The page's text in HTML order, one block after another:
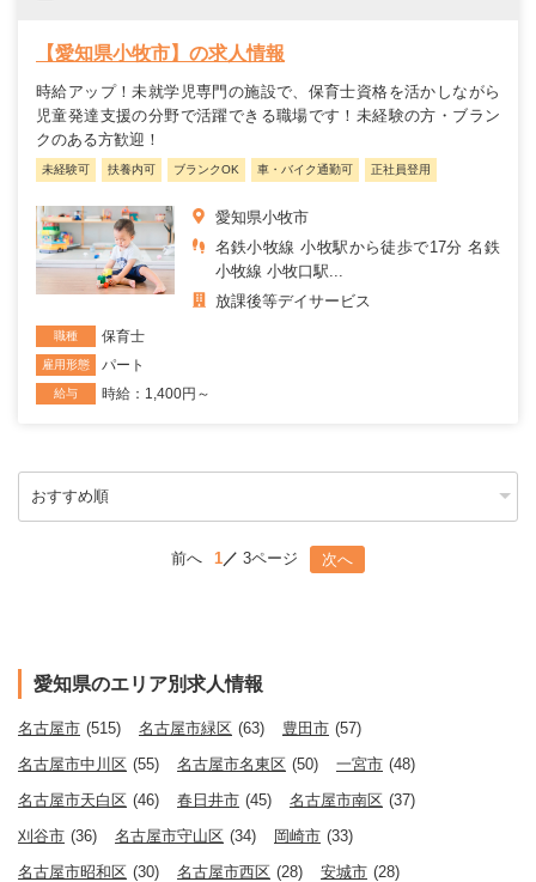
【愛知県小牧市】の求人情報
時給アップ！未就学児専門の施設で、保育士資格を活かしながら
児童発達支援の分野で活躍できる職場です！未経験の方・ブラン
クのある方歓迎！
未経験可 扶養内可 ブランクOK 車・バイク通勤可 正社員登用
愛知県小牧市
名鉄小牧線 小牧駅から徒歩で17分 名鉄
小牧線 小牧口駅...
放課後等デイサービス
職種 保育士
雇用形態 パート
給与 時給：1,400円～
前へ 1 3ページ 次へ
愛知県のエリア別求人情報
名古屋市 (515) 名古屋市緑区 (63) 豊田市 (57)
名古屋市中川区 (55) 名古屋市名東区 (50) 一宮市 (48)
名古屋市天白区 (46) 春日井市 (45) 名古屋市南区 (37)
刈谷市 (36) 名古屋市守山区 (34) 岡崎市 (33)
名古屋市昭和区 (30) 名古屋市西区 (28) 安城市 (28)